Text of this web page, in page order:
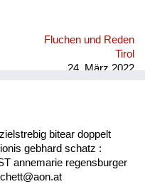
Fluchen und Reden
Tirol
24. März 2022
bitear doppelt
gebhard schatz :
annemarie regensburger